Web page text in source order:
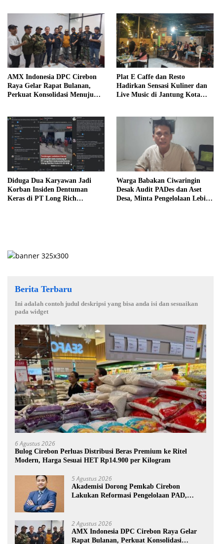
AMX Indonesia DPC Cirebon
Raya Gelar Rapat Bulanan,
Perkuat Konsolidasi Menuju
Plat E Caffe dan Resto
Hadirkan Sensasi Kuliner dan
Live Music di Jantung Kota
Diduga Dua Karyawan Jadi
Korban Insiden Dentuman
Keras di PT Long Rich
Warga Babakan Ciwaringin
Desak Audit PADes dan Aset
Desa, Minta Pengelolaan Lebih
Berita Terbaru
Ini adalah contoh judul deskripsi yang bisa anda isi dan sesuaikan
pada widget
6 Agustus 2026
Bulog Cirebon Perluas Distribusi Beras Premium ke Ritel
Modern, Harga Sesuai HET Rp14.900 per Kilogram
5 Agustus 2026
Akademisi Dorong Pemkab Cirebon
Lakukan Reformasi Pengelolaan PAD,
2 Agustus 2026
AMX Indonesia DPC Cirebon Raya Gelar
Rapat Bulanan, Perkuat Konsolidasi